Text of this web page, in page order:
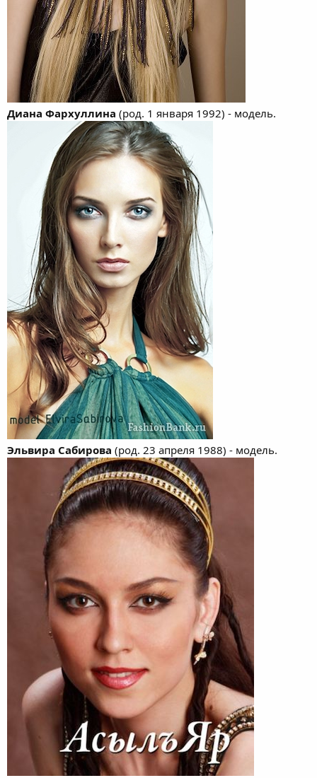
Диана Фархуллина (род. 1 января 1992) - модель.
Эльвира Сабирова (род. 23 апреля 1988) - модель.